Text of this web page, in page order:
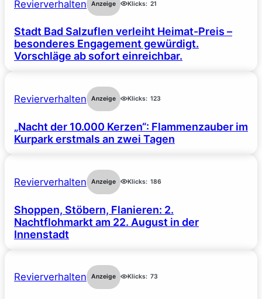
Revierverhalten Anzeige Klicks: 21
Stadt Bad Salzuflen verleiht Heimat-Preis –
besonderes Engagement gewürdigt.
Vorschläge ab sofort einreichbar.
Revierverhalten Anzeige Klicks: 123
„Nacht der 10.000 Kerzen“: Flammenzauber im
Kurpark erstmals an zwei Tagen
Revierverhalten Anzeige Klicks: 186
Shoppen, Stöbern, Flanieren: 2.
Nachtflohmarkt am 22. August in der
Innenstadt
Revierverhalten Anzeige Klicks: 73